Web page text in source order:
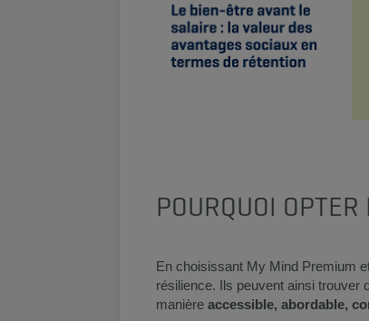
POURQUOI
En choisissant My Mind Premium
résilience. Ils peuvent ainsi trouver
manière accessible, abordable,